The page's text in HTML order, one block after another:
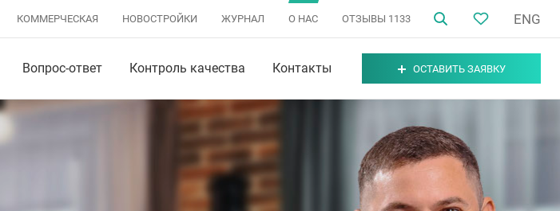
КОММЕРЧЕСКАЯ НОВОСТРОЙКИ ЖУРНАЛ О НАС ОТЗЫВЫ 1133 ENG
Вопрос-ответ Контроль качества Контакты ОСТАВИТЬ ЗАЯВКУ